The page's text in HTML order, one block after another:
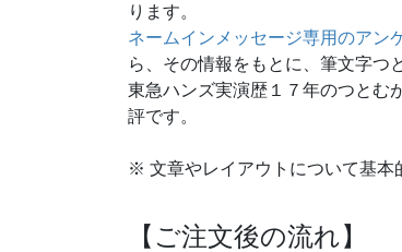
ります。
ネームインメッセージ専用のアン
ら、その情報をもとに、筆文字つ
東急ハンズ実演歴１７年のつとむ
評です。
※ 文章やレイアウトについて基本
【ご注文後の流れ】